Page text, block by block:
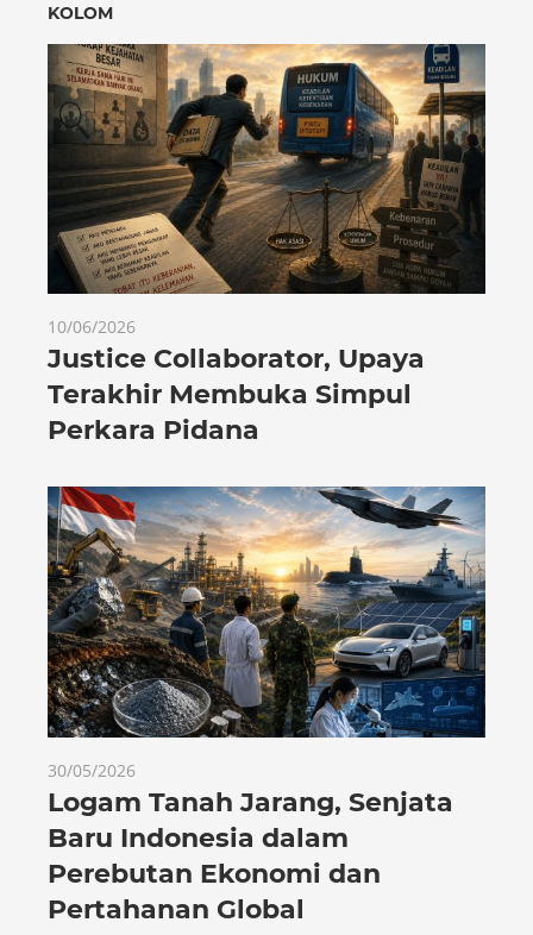
KOLOM
10/06/2026
Justice Collaborator, Upaya
Terakhir Membuka Simpul
Perkara Pidana
30/05/2026
Logam Tanah Jarang, Senjata
Baru Indonesia dalam
Perebutan Ekonomi dan
Pertahanan Global